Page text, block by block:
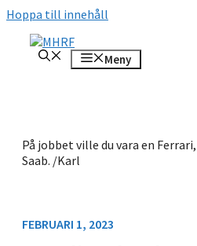
Hoppa till innehåll
Meny
På jobbet ville du vara en
Saab. /Karl
FEBRUARI 1, 2023